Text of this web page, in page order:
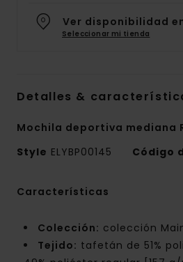
Ver disponibilidad
Seleccionar mi tienda
Detalles &
Mochila deportiva mediana
Style ELYBP00145 Código
Características
Colección: colección
Tejido: tafetán de 51%